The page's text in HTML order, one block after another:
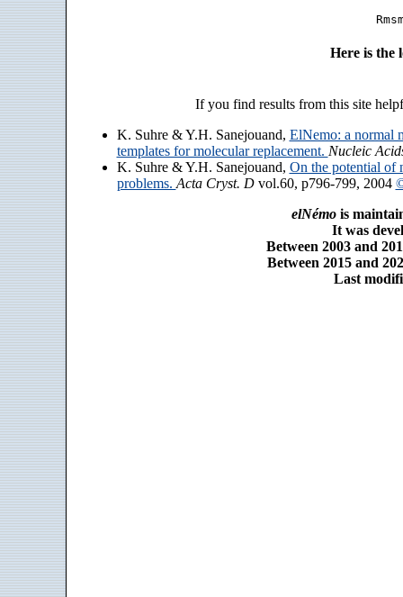
Here is the
If you find results from this site
K. Suhre & Y.H. Sanejouand, ElNemo: a normal
templates for molecular replacement. Nucleic
K. Suhre & Y.H. Sanejouand, On the potential of
problems.Acta Cryst. Dvol.60, p796-799, 2004
elNémois
It was
Between 2003 and
Between 2015 and
Last